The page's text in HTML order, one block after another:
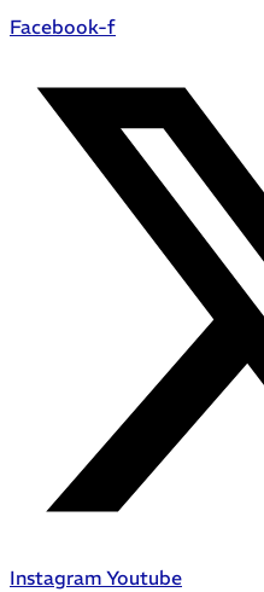
Facebook-f
Instagram Youtube